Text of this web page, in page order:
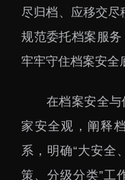
国合项目
出国境事务
来华指引
尽归档、应移交尽
规范委托档案服务
牢牢守住档案安全
在档案安全
家安全观，阐释
系，明确“大安全
策、分级分类”工